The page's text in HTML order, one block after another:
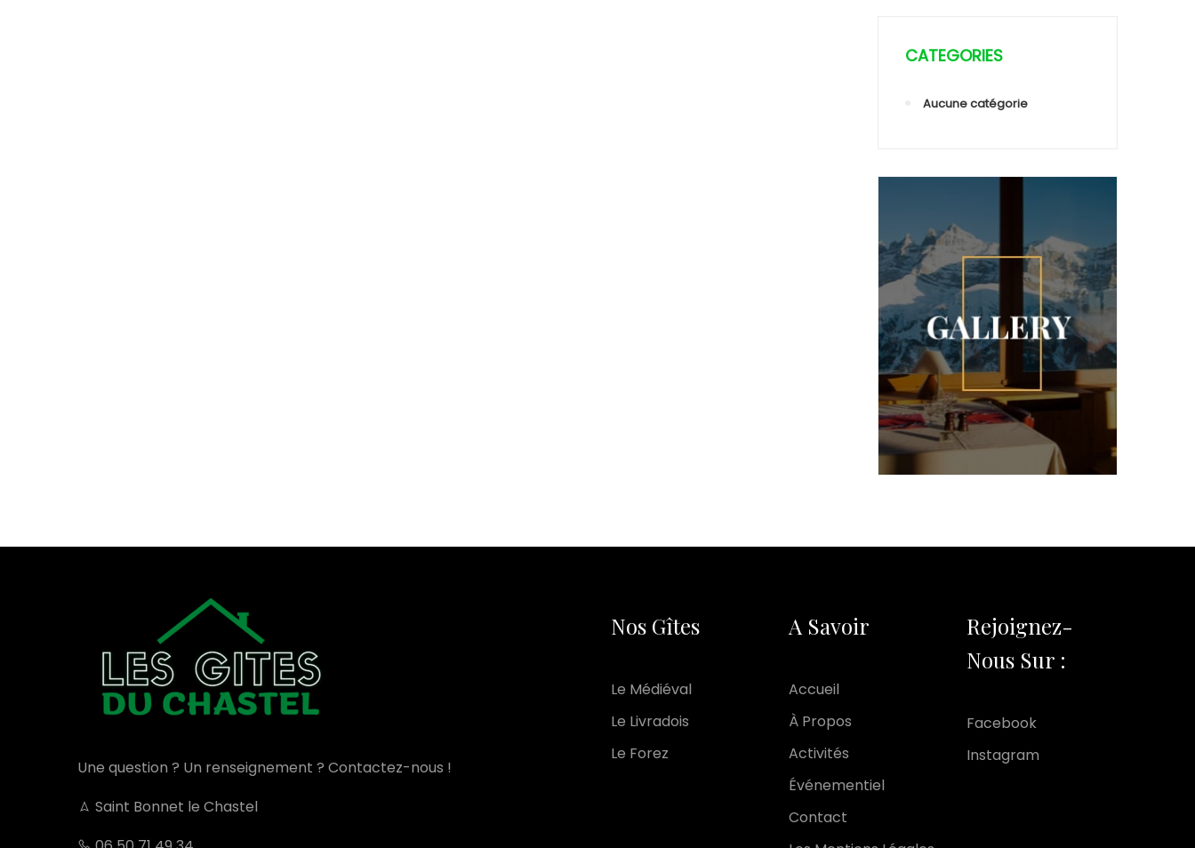
CATEGORIES
Aucune catégorie
Une question ? Un renseignement ? Contactez-nous !
Saint Bonnet le Chastel
Nos Gîtes
Le Médiéval
Le Livradois
Le Forez
A Savoir
Accueil
À Propos
Activités
Événementiel
Contact
Rejoignez-
Nous Sur :
Facebook
Instagram